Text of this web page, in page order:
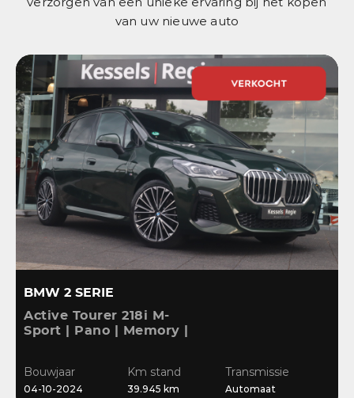
van uw nieuwe auto
BMW 2 SERIE
Active Tourer 218i M-
Sport | Pano | Memory |
Massage |
Stuur/Stoelverwarming |
Bouwjaar
04-10-2024
Km stand
39.945 km
Transmissie
Automaat